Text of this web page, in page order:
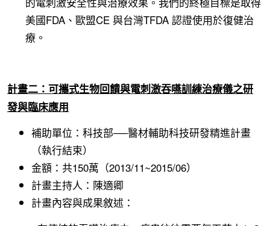
美國FDA、歐盟CE 與台灣TFDA 認證使用於復健治
療。
計畫二：可攜式生物回饋與電刺激吞嚥訓練治療儀之研
發與臨床應用
補助單位：科技部──醫材輔助科技研發精進計畫
（執行結束）
金額：共150萬（2013/11~2015/06）
計畫主持人：陳適卿
計畫內容與成果敘述：